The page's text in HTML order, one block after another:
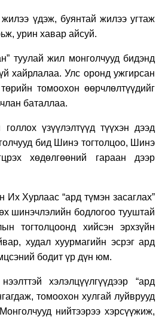
үдэж, буянтай жилээ угтаж
урин хавар айсуй.
туулай жил монголчууд бидэнд
хайрлалаа. Улс оронд ужгирсан
томоохон өөрчлөлтүүдийг
баталлаа.
голлохүзүүлэлтүүд түүхэн дээд
бид Ш инэ тогтолцоо, Ш инэ
хөдөлгөөний гараан дээр
Хурлаас “ард түмэн засаглах”
шинэчлэлийн бодлогоо тууштай
тогтолцоонд хийсэн эрхзүйн
худал хуурмагийн эсрэг ард
бодит үр дүн юм.
хэлэлцүүлгүүдээр “ард
томоохон хулгай луйврууд
нийтээрээ хэрсүүжиж,